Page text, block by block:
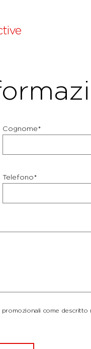
Cognome*
Telefono*
come descritto